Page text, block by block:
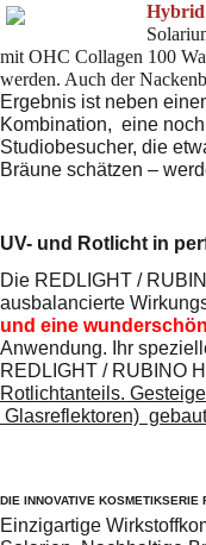
mit OHC Collagen 100
werden. Auch der
Ergebnis ist neben
Kombination, eine
Studiobesucher, die
Bräune schätzen –
UV- und Rotlicht in
Die REDLIGHT /
ausbalancierte
und eine
Anwendung. Ihr
REDLIGHT / RUBINO
Rotlichtanteils.
Glasreflektoren)
DIE INNOVATIVE KOSMETIKSERIE
Einzigartige